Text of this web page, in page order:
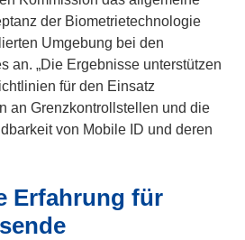
der Biometrietechnologie
Umgebung bei den
an. „Die Ergebnisse unterstützen
für den Einsatz
an Grenzkontrollstellen und die
von Mobile ID und deren
Erfahrung für